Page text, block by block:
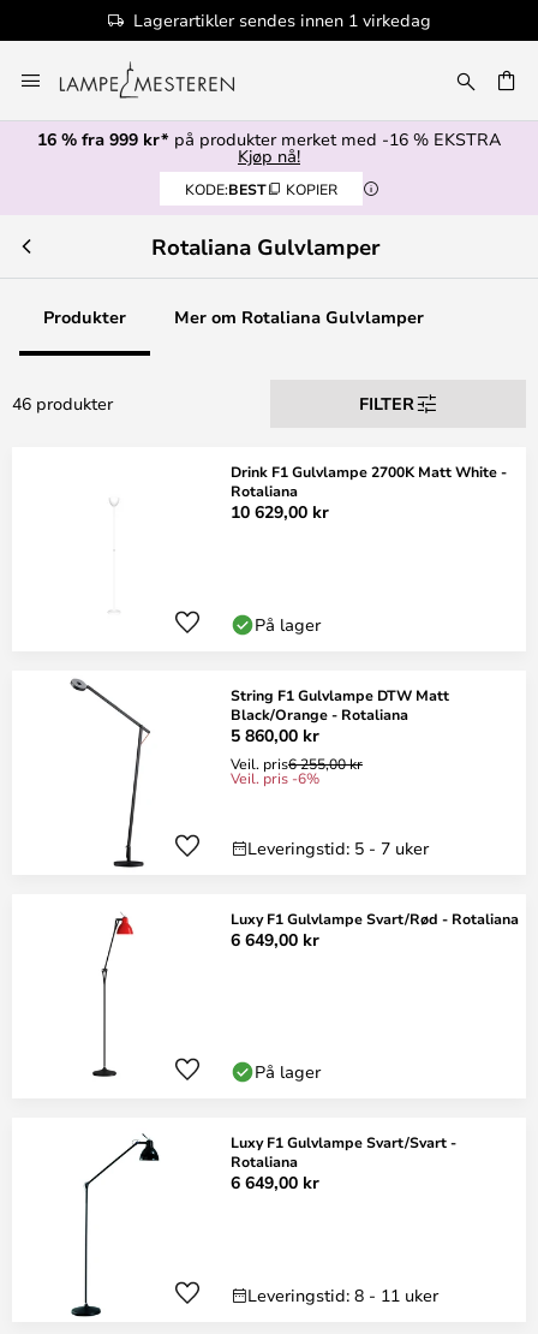
Lagerartikler sendes innen 1 virkedag
til
innhold
16 % fra 999 kr* på produkter merket med -16 % EKSTRA
Kjøp nå!
KODE:BEST KOPIER
Rotaliana Gulvlamper
Produkter Mer om Rotaliana Gulvlamper
46 produkter FILTER
Drink F1 Gulvlampe 2700K Matt White -
Rotaliana
10 629,00 kr
På lager
String F1 Gulvlampe DTW Matt
Black/Orange - Rotaliana
5 860,00 kr
Veil. pris6 255,00 kr
Veil. pris -6%
Leveringstid: 5 - 7 uker
Luxy F1 Gulvlampe Svart/Rød - Rotaliana
6 649,00 kr
På lager
Luxy F1 Gulvlampe Svart/Svart -
Rotaliana
6 649,00 kr
Leveringstid: 8 - 11 uker